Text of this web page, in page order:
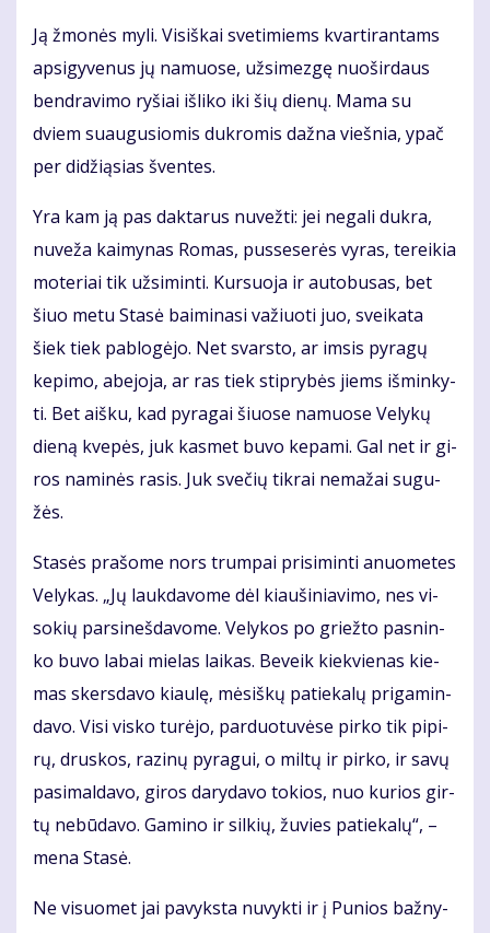
Ją žmo­nės my­li. Vi­siš­kai sve­ti­miems kvar­ti­ran­tams
ap­si­gy­ve­nus jų na­muo­se, už­si­mez­gę nuo­šir­daus
ben­dra­vi­mo ry­šiai iš­li­ko iki šių die­nų. Ma­ma su
dviem su­au­gu­sio­mis duk­ro­mis daž­na vieš­nia, ypač
per di­dži­ą­sias šven­tes.
Yra kam ją pas dak­ta­rus nu­vež­ti: jei ne­ga­li duk­ra,
nu­ve­ža kai­my­nas Ro­mas, pus­se­se­rės vy­ras, te­rei­kia
mo­te­riai tik už­si­min­ti. Kur­suo­ja ir au­to­bu­sas, bet
šiuo me­tu Sta­sė bai­mi­na­si va­žiuo­ti juo, svei­ka­ta
šiek tiek pa­blo­gė­jo. Net svars­to, ar im­sis py­ra­gų
ke­pi­mo, abe­jo­ja, ar ras tiek stip­ry­bės jiems iš­min­ky­
ti. Bet aiš­ku, kad py­ra­gai šiuo­se na­muo­se Ve­ly­kų
die­ną kve­pės, juk kas­met bu­vo ke­pa­mi. Gal net ir gi­
ros na­mi­nės ra­sis. Juk sve­čių tik­rai ne­ma­žai su­gu­
žės.
Sta­sės pra­šo­me nors trum­pai pri­si­min­ti anuo­me­tes
Ve­ly­kas. „Jų lauk­da­vo­me dėl kiau­ši­nia­vi­mo, nes vi­
so­kių par­si­neš­da­vo­me. Ve­ly­kos po griež­to pas­nin­
ko bu­vo la­bai mie­las lai­kas. Be­veik kiek­vie­nas kie­
mas skers­da­vo kiau­lę, mė­siš­kų pa­tie­ka­lų pri­ga­min­
da­vo. Vi­si vis­ko tu­rė­jo, par­duo­tu­vė­se pir­ko tik pi­pi­
rų, drus­kos, ra­zi­nų py­ra­gui, o mil­tų ir pir­ko, ir sa­vų
pa­si­mal­da­vo, gi­ros da­ry­da­vo to­kios, nuo ku­rios gir­
tų ne­bū­da­vo. Ga­mi­no ir sil­kių, žu­vies pa­tie­ka­lų“, –
me­na Sta­sė.
Ne vi­suo­met jai pa­vyks­ta nu­vyk­ti ir į Pu­nios baž­ny­